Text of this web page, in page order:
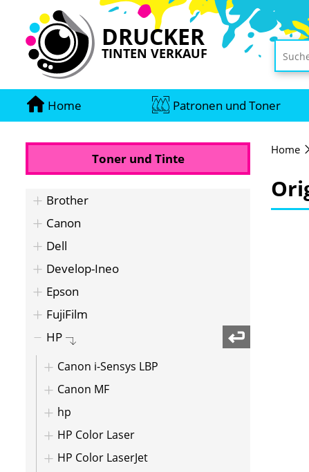
DRUCKER
TINTEN VERKAUF
Home Patronen und Toner
Toner und Tinte
Brother
Canon
Dell
Develop-Ineo
Epson
FujiFilm
HP
Canon i-Sensys LBP
Canon MF
hp
HP Color Laser
HP Color LaserJet
Home